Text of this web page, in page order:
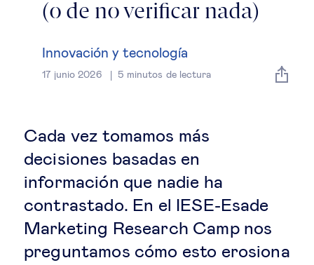
Empresa
Derecho empresarial
Gestión del talento
Liderazgo
Mujeres & negocios
Innovación y tecnología
(o de no verificar nada)
Innovación y tecnología
17 junio 2026 5 minutos de lectura
Cada vez tomamos más
decisiones basadas en
información que nadie ha
contrastado. En el IESE-Esade
Marketing Research Camp nos
preguntamos cómo esto erosiona